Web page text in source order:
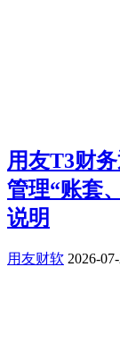
用友T3财
管理“账套
说明
用友财软 2026-